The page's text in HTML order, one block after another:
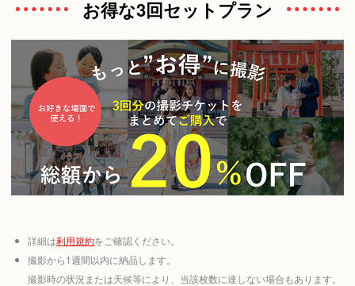
お得な3回セットプラン
詳細は利用規約をご確認ください。
撮影から1週間以内に納品します。
撮影時の状況または天候等により、当該枚数に達しない場合もあります。